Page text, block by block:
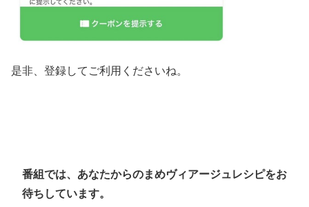
是非、登録してご利用くださいね。
番組では、あなたからのまめヴィアージュレシピをお
待ちしています。